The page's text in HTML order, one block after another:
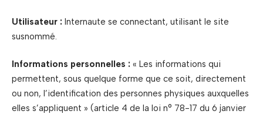
Utilisateur : Internaute se connectant, utilisant le site
susnommé.
Informations personnelles : « Les informations qui
permettent, sous quelque forme que ce soit, directement
ou non, l’identification des personnes physiques auxquelles
elles s’appliquent » (article 4 de la loi n° 78-17 du 6 janvier